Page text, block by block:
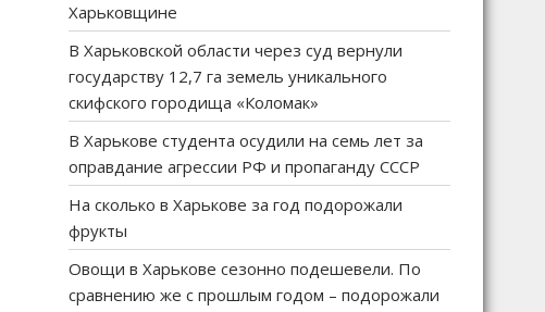
Харьковщине
В Харьковской области через суд вернули
государству 12,7 га земель уникального
скифского городища «Коломак»
В Харькове студента осудили на семь лет за
оправдание агрессии РФ и пропаганду СССР
На сколько в Харькове за год подорожали
фрукты
Овощи в Харькове сезонно подешевели. По
сравнению же с прошлым годом – подорожали